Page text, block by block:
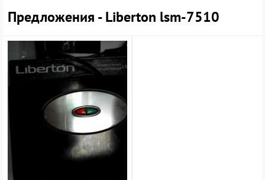
Предложения - Liberton lsm-7510